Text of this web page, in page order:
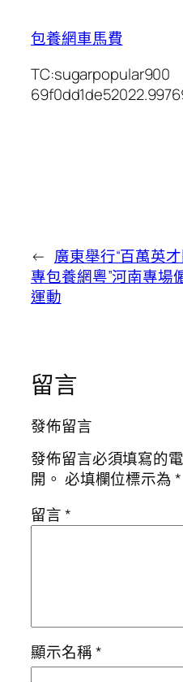
包養網車馬費
TC:sugarpopular900
← 廣東舉行“百萬英
專包養網粵”河南專場
運動
留言
發佈留言
發佈留言必須填寫的
開。 必填欄位標示為*
留言*
顯示名稱*